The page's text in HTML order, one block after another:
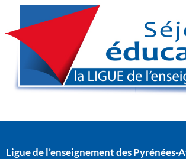
Ligue de l’enseignement des